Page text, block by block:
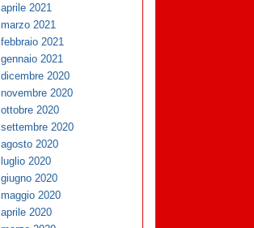
aprile 2021
marzo 2021
febbraio 2021
gennaio 2021
dicembre 2020
novembre 2020
ottobre 2020
settembre 2020
agosto 2020
luglio 2020
giugno 2020
maggio 2020
aprile 2020